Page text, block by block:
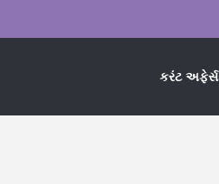
કરંટ અફેર્સ